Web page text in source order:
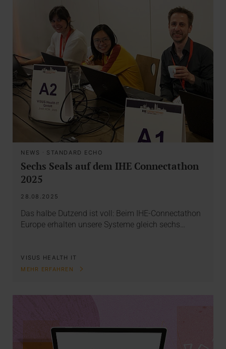
NEWS · STANDARD ECHO
Sechs Seals auf dem IHE Connectathon
2025
28.08.2025
Das halbe Dutzend ist voll: Beim IHE-Connectathon
Europe erhalten unsere Systeme gleich sechs…
VISUS HEALTH IT
MEHR ERFAHREN